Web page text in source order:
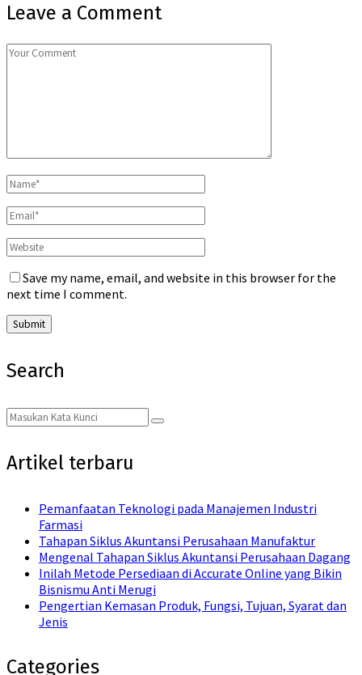
Leave a Comment
Save my name, email, and website in this browser for the
next time I comment.
Search
Search
for:
Search
Artikel terbaru
Pemanfaatan Teknologi pada Manajemen Industri
Farmasi
Tahapan Siklus Akuntansi Perusahaan Manufaktur
Mengenal Tahapan Siklus Akuntansi Perusahaan Dagang
Inilah Metode Persediaan di Accurate Online yang Bikin
Bisnismu Anti Merugi
Pengertian Kemasan Produk, Fungsi, Tujuan, Syarat dan
Jenis
Categories